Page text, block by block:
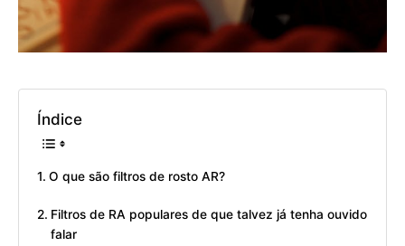
Índice
O que são filtros de rosto AR?
Filtros de RA populares de que talvez já tenha ouvido
falar